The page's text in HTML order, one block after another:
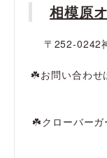
相模原
〒252-0242
☘️お問い合わせ
☘️クローバーガ